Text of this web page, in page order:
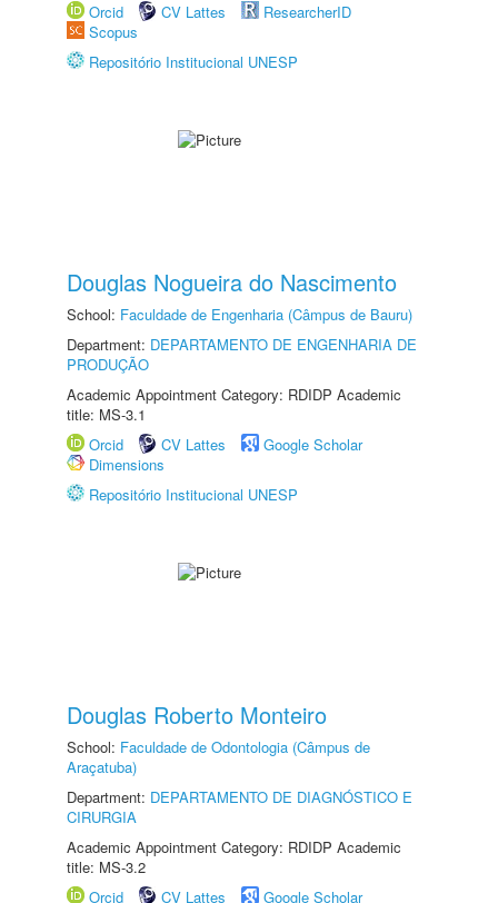
Orcid
CV Lattes
ResearcherID
Scopus
Repositório Institucional UNESP
Douglas Nogueira do Nascimento
School: Faculdade de Engenharia (Câmpus de Bauru)
Department: DEPARTAMENTO DE ENGENHARIA DE
PRODUÇÃO
Academic Appointment Category: RDIDP Academic
title: MS-3.1
Orcid
CV Lattes
Google Scholar
Dimensions
Repositório Institucional UNESP
Douglas Roberto Monteiro
School: Faculdade de Odontologia (Câmpus de
Araçatuba)
Department: DEPARTAMENTO DE DIAGNÓSTICO E
CIRURGIA
Academic Appointment Category: RDIDP Academic
title: MS-3.2
Orcid
CV Lattes
Google Scholar